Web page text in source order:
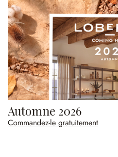
Automne 2026
Commandez-le gratuitement